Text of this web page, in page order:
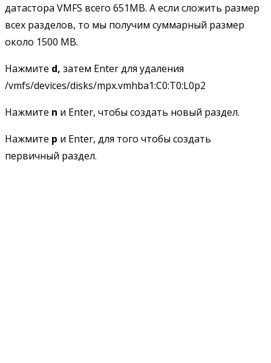
датастора VMFS всего 651MB. А если сложить размер
всех разделов, то мы получим суммарный размер
около 1500 MB.
Нажмите d, затем Enter для удаления
/vmfs/devices/disks/mpx.vmhba1:C0:T0:L0p2
Нажмите n и Enter, чтобы создать новый раздел.
Нажмите p и Enter, для того чтобы создать
первичный раздел.